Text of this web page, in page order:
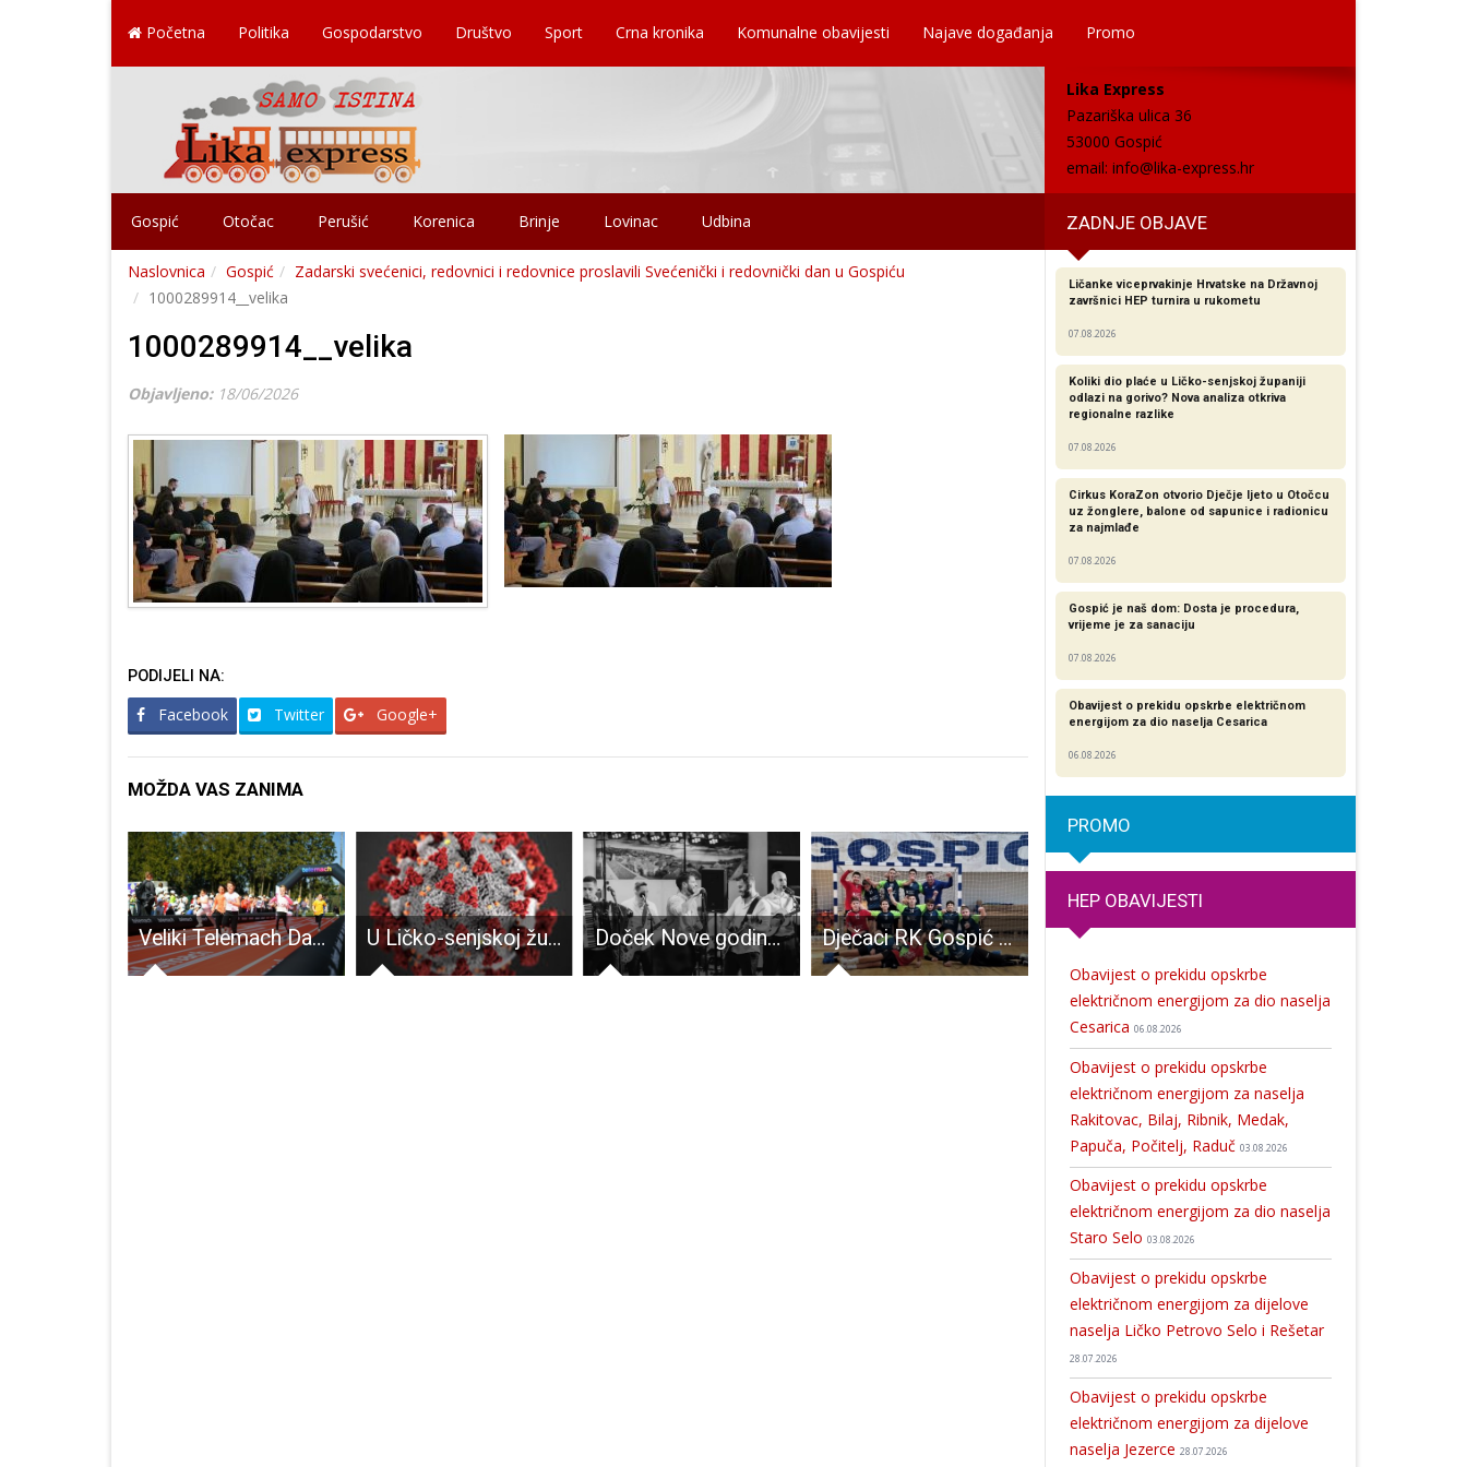
Početna Politika Gospodarstvo Društvo Sport Crna kronika Komunalne obavijesti Najave događanja Promo
Lika Express
Pazariška ulica 36
53000 Gospić
email: info@lika-express.hr
Gospić Otočac Perušić Korenica Brinje Lovinac Udbina ZADNJE OBJAVE
Naslovnica Gospić
Zadarski svećenici, redovnici i redovnice proslavili Svećenički i redovnički dan u Gospiću
1000289914__velika
1000289914__velika
Objavljeno: 18/06/2026
PODIJELI NA:
Facebook Twitter Google+
MOŽDA VAS ZANIMA
Veliki Telemach Dan sporta stiže u Senj U Ličko-senjskoj županiji 16 je novooboljelih od COVID-19, 54 osobe su izliječene Doček Nove godine u Perušiću Dječaci RK Gospić U13 osigurali razigravanje za završnicu prvenstva Hrvatske
Ličanke viceprvakinje Hrvatske na Državnoj
završnici HEP turnira u rukometu
07.08.2026
Koliki dio plaće u Ličko-senjskoj županiji
odlazi na gorivo? Nova analiza otkriva
regionalne razlike​
07.08.2026
Cirkus KoraZon otvorio Dječje ljeto u Otočcu
uz žonglere, balone od sapunice i radionicu
za najmlađe
07.08.2026
Gospić je naš dom: Dosta je procedura,
vrijeme je za sanaciju
07.08.2026
Obavijest o prekidu opskrbe električnom
energijom za dio naselja Cesarica
06.08.2026
PROMO
HEP OBAVIJESTI
Obavijest o prekidu opskrbe
električnom energijom za dio naselja
Cesarica 06.08.2026
Obavijest o prekidu opskrbe
električnom energijom za naselja
Rakitovac, Bilaj, Ribnik, Medak,
Papuča, Počitelj, Raduč 03.08.2026
Obavijest o prekidu opskrbe
električnom energijom za dio naselja
Staro Selo 03.08.2026
Obavijest o prekidu opskrbe
električnom energijom za dijelove
naselja Ličko Petrovo Selo i Rešetar
28.07.2026
Obavijest o prekidu opskrbe
električnom energijom za dijelove
naselja Jezerce 28.07.2026